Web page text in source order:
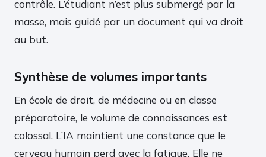
contrôle. L’étudiant n’est plus submergé par la
masse, mais guidé par un document qui va droit
au but.
Synthèse de volumes importants
En école de droit, de médecine ou en classe
préparatoire, le volume de connaissances est
colossal. L’IA maintient une constance que le
cerveau humain perd avec la fatigue. Elle ne